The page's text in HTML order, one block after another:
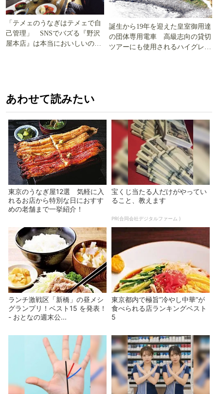
「テメェのうなぎはテメェで自
己管理」 SNSでバズる『野沢
屋本店』は本当においしいの
誕生から19年を迎えた皇室御用達
の団体専用電車 高級志向の貸切
ツアーにも使用されるハイグレー
あわせて読みたい
東京のうなぎ屋12選 気軽に入
れるお店から特別な日におすす
めの老舗まで一挙紹介！
宝くじ当たる人だけがやってい
ること、教えます
PR(合同会社デジタルファーム )
ランチ激戦区「新橋」の昼メシ
グランプリ！ベスト15 を発表！
- おとなの週末公...
東京都内で極旨”冷やし中華”が
食べられる店ランキングベスト
5